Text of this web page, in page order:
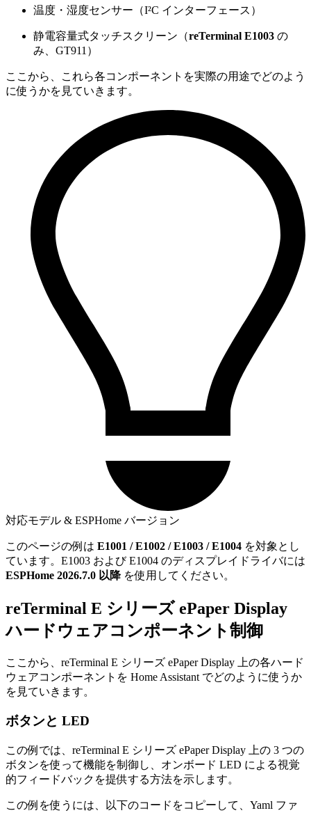
温度・湿度センサー（I²C インターフェース）
静電容量式タッチスクリーン（reTerminal E1003 の
み、GT911）
ここから、これら各コンポーネントを実際の用途でどのよう
に使うかを見ていきます。
対応モデル & ESPHome バージョン
このページの例は E1001 / E1002 / E1003 / E1004 を対象とし
ています。E1003 および E1004 のディスプレイドライバには
ESPHome 2026.7.0 以降を使用してください。
reTerminal E シリーズ ePaper Display
ハードウェアコンポーネント制御
ここから、reTerminal E シリーズ ePaper Display 上の各ハード
ウェアコンポーネントを Home Assistant でどのように使うか
を見ていきます。
ボタンと LED
この例では、reTerminal E シリーズ ePaper Display 上の 3 つの
ボタンを使って機能を制御し、オンボード LED による視覚
的フィードバックを提供する方法を示します。
この例を使うには、以下のコードをコピーして、Yaml ファ